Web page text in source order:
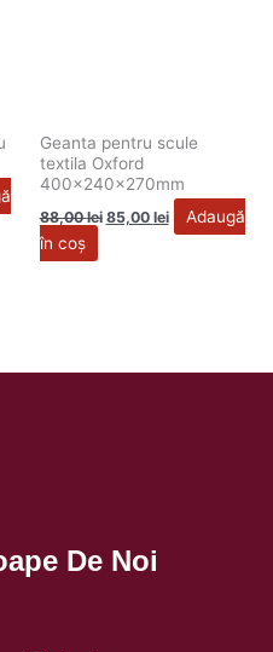
Geanta pentru scule
textila Oxford
400x240x270mm
88,00lei 85,00 lei
Adaugă
în coș
De Noi